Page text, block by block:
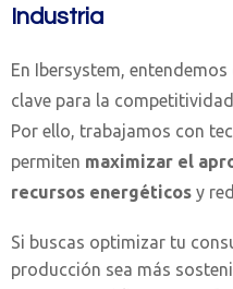
Industria
En Ibersystem,
clave para la
Por ello, trabajamos con
permiten maximizar el
recursos energéticos y
Si buscas optimizar tu
producción sea más